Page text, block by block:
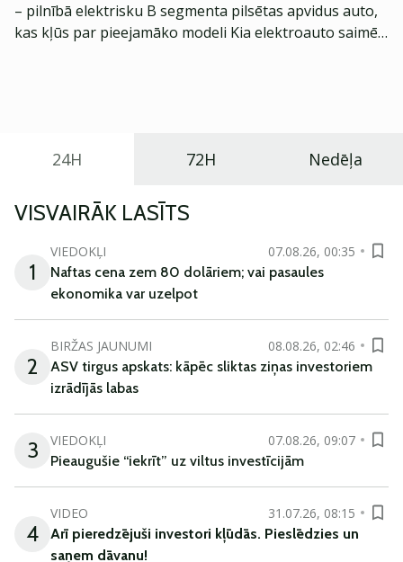
– pilnībā elektrisku B segmenta pilsētas apvidus auto,
kas kļūs par pieejamāko modeli Kia elektroauto saimē
24H 72H Nedēļa
VISVAIRĀK LASĪTS
1
VIEDOKĻI
07.08.26, 00:35
Naftas cena zem 80 dolāriem; vai pasaules
ekonomika var uzelpot
2
BIRŽAS JAUNUMI
08.08.26, 02:46
ASV tirgus apskats: kāpēc sliktas ziņas investoriem
izrādījās labas
3 VIEDOKĻI
07.08.26, 09:07
Pieaugušie “iekrīt” uz viltus investīcijām
4
VIDEO
31.07.26, 08:15
Arī pieredzējuši investori kļūdās. Pieslēdzies un
saņem dāvanu!